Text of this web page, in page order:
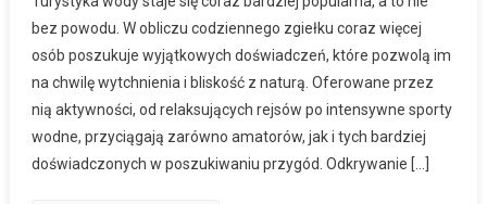
bez powodu. W obliczu codziennego zgiełku coraz więcej
osób poszukuje wyjątkowych doświadczeń, które pozwolą im
na chwilę wytchnienia i bliskość z naturą. Oferowane przez
nią aktywności, od relaksujących rejsów po intensywne sporty
wodne, przyciągają zarówno amatorów, jak i tych bardziej
doświadczonych w poszukiwaniu przygód. Odkrywanie […]